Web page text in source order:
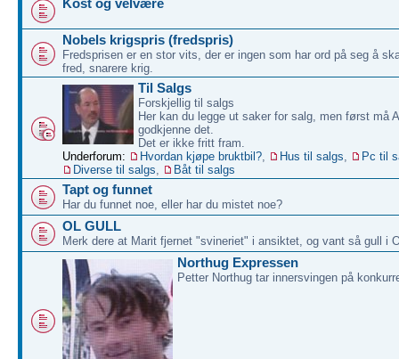
Kost og velvære
Nobels krigspris (fredspris)
Fredsprisen er en stor vits, der er ingen som har ord på seg å
fred, snarere krig.
Til Salgs
Forskjellig til salgs
Her kan du legge ut saker for salg, men først må
godkjenne det.
Det er ikke fritt fram.
Underforum:
Hvordan kjøpe bruktbil?, Hus til salgs,
Pc til
Diverse til salgs, Båt til salgs
Tapt og funnet
Har du funnet noe, eller har du mistet noe?
OL GULL
Merk dere at Marit fjernet "svineriet" i ansiktet, og vant så gull i
Northug Expressen
Petter Northug tar innersvingen på